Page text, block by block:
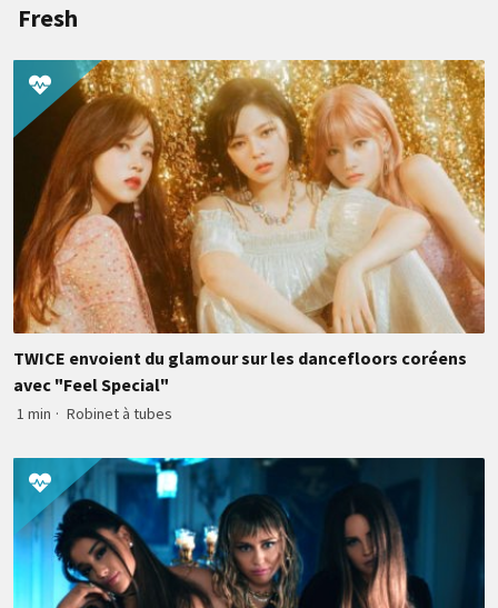
Fresh
TWICE envoient du glamour sur les dancefloors coréens
avec "Feel Special"
1 min · Robinet à tubes